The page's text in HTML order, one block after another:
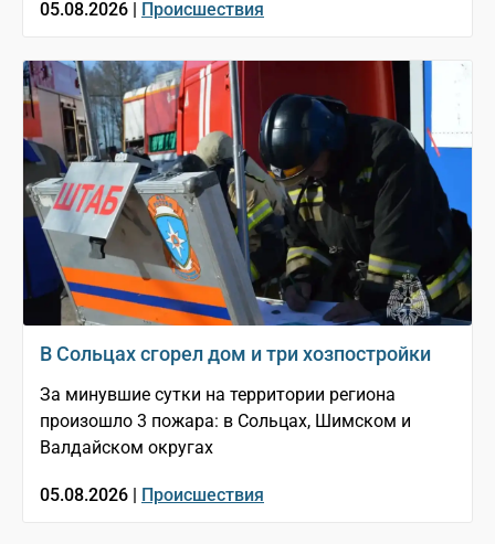
05.08.2026 | Происшествия
В Сольцах сгорел дом и три хозпостройки
За минувшие сутки на территории региона
произошло 3 пожара: в Сольцах, Шимском и
Валдайском округах
05.08.2026 | Происшествия